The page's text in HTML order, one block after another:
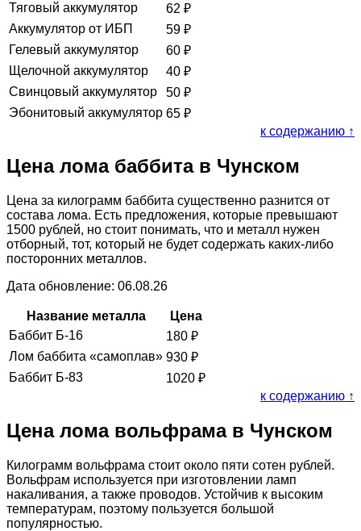
Тяговый аккумулятор
62 ₽
Аккумулятор от ИБП
59 ₽
Гелевый аккумулятор
60 ₽
Щелочной аккумулятор
40 ₽
Свинцовый аккумулятор
50 ₽
Эбонитовый аккумулятор 65 ₽
к содержанию ↑
Цена лома баббита в Чунском
Цена за килограмм баббита существенно разнится от
состава лома. Есть предложения, которые превышают
1500 рублей, но стоит понимать, что и металл нужен
отборный, тот, который не будет содержать каких-либо
посторонних металлов.
Дата обновление: 06.08.26
Название металла
Цена
Баббит Б-16
180 ₽
Лом баббита «самоплав» 930 ₽
Баббит Б-83
1020 ₽
к содержанию ↑
Цена лома вольфрама в Чунском
Килограмм вольфрама стоит около пяти сотен рублей.
Вольфрам используется при изготовлении ламп
накаливания, а также проводов. Устойчив к высоким
температурам, поэтому пользуется большой
популярностью.